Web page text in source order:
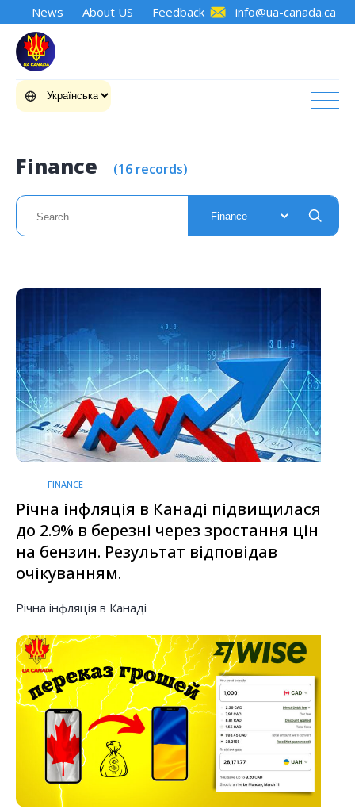
News About US Feedback info@ua-canada.ca
Finance (16 records)
FINANCE
Річна інфляція в Канаді підвищилася
до 2.9% в березні через зростання цін
на бензин. Результат відповідав
очікуванням.
Річна інфляція в Канаді